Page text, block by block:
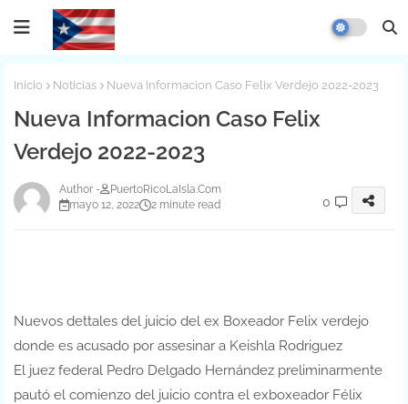
Inicio Noticias Nueva Informacion Caso Felix Verdejo 2022-2023
Nueva Informacion Caso Felix
Verdejo 2022-2023
PuertoRicoLaIsla.Com
mayo 12, 2022
2 minute read 0
Nuevos dettales del juicio del ex Boxeador Felix verdejo
donde es acusado por assesinar a Keishla Rodriguez
El juez federal Pedro Delgado Hernández preliminarmente
pautó el comienzo del juicio contra el exboxeador Félix